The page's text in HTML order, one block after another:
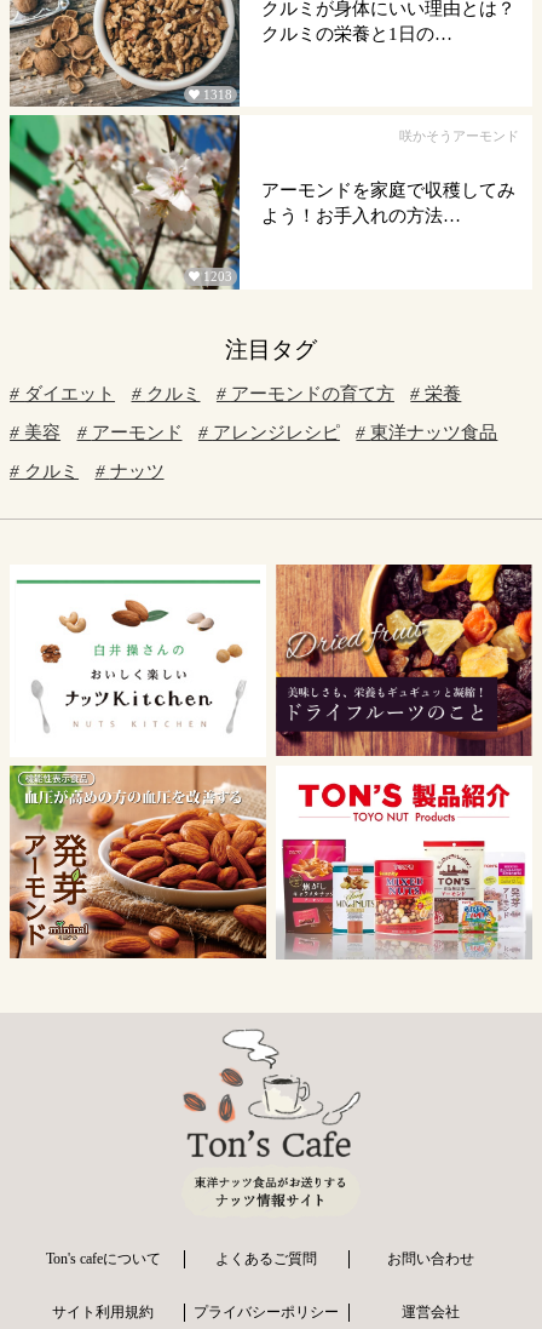
 1318
クルミが身体にいい理由とは？
クルミの栄養と1日の…
 1203
咲かそうアーモンド
アーモンドを家庭で収穫してみ
よう！お手入れの方法…
注目タグ
ダイエット クルミ アーモンドの育て方
栄養
美容
アーモンド アレンジレシピ
東洋ナッツ食品
クルミ
ナッツ
Ton's cafeについて よくあるご質問 お問い合わせ
サイト利用規約 プライバシーポリシー 運営会社